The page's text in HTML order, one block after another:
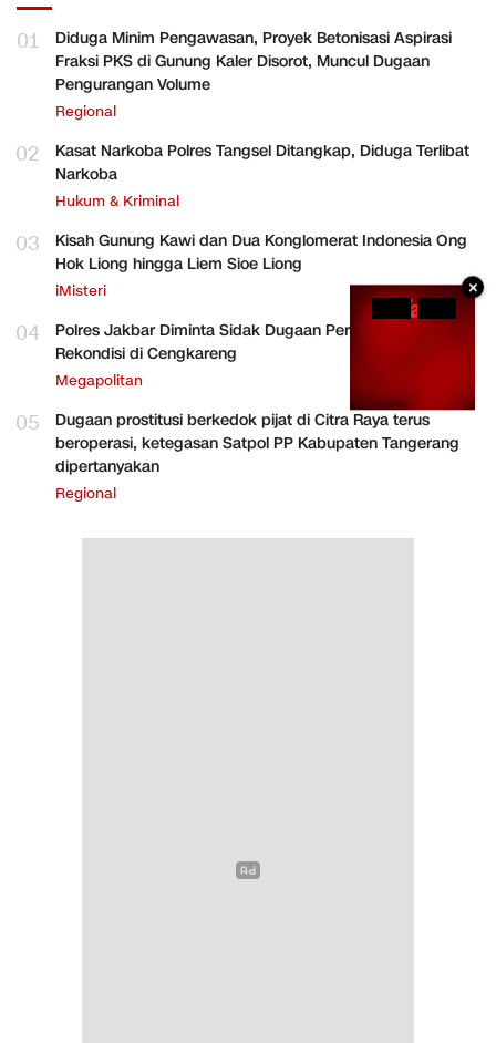
01
Diduga Minim Pengawasan, Proyek Betonisasi Aspirasi
Fraksi PKS di Gunung Kaler Disorot, Muncul Dugaan
Pengurangan Volume
Regional
02
Kasat Narkoba Polres Tangsel Ditangkap, Diduga Terlibat
Narkoba
Hukum & Kriminal
03
Kisah Gunung Kawi dan Dua Konglomerat Indonesia Ong
Hok Liong hingga Liem Sioe Liong
iMisteri
04
Polres Jakbar Diminta Sidak Dugaan Perakitan HP
Rekondisi di Cengkareng
Megapolitan
05
Dugaan prostitusi berkedok pijat di Citra Raya terus
beroperasi, ketegasan Satpol PP Kabupaten Tangerang
dipertanyakan
Regional
×